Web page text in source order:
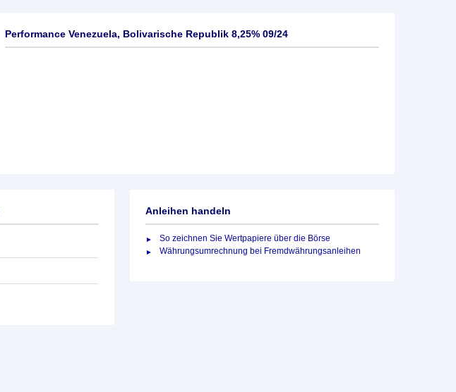
Performance Venezuela, Bolivarische Republik 8,25% 09/24
Anleihen handeln
So zeichnen Sie Wertpapiere über die Börse
Währungsumrechnung bei Fremdwährungsanleihen